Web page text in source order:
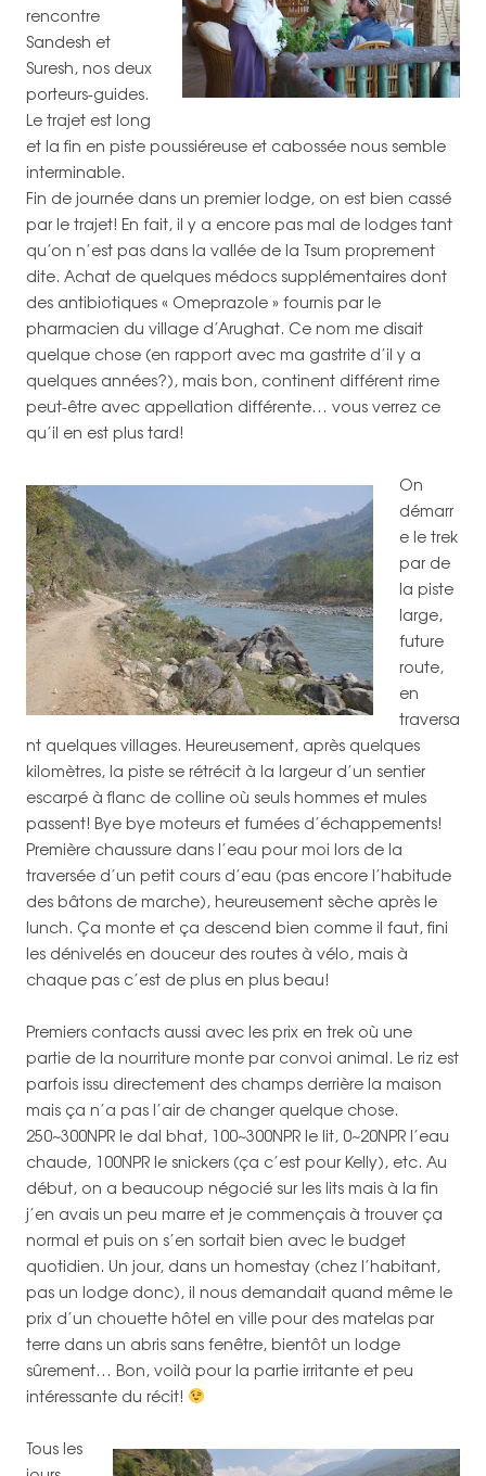
rencontre
Sandesh et
Suresh, nos deux
porteurs-guides.
Le trajet est long
et la fin en piste poussiéreuse et cabossée nous semble
interminable.
Fin de journée dans un premier lodge, on est bien cassé
par le trajet! En fait, il y a encore pas mal de lodges tant
qu’on n’est pas dans la vallée de la Tsum proprement
dite. Achat de quelques médocs supplémentaires dont
des antibiotiques « Omeprazole » fournis par le
pharmacien du village d’Arughat. Ce nom me disait
quelque chose (en rapport avec ma gastrite d’il y a
quelques années?), mais bon, continent différent rime
peut-être avec appellation différente… vous verrez ce
qu’il en est plus tard!
On
démarr
e le trek
par de
la piste
large,
future
route,
en
traversa
nt quelques villages. Heureusement, après quelques
kilomètres, la piste se rétrécit à la largeur d’un sentier
escarpé à flanc de colline où seuls hommes et mules
passent! Bye bye moteurs et fumées d’échappements!
Première chaussure dans l’eau pour moi lors de la
traversée d’un petit cours d’eau (pas encore l’habitude
des bâtons de marche), heureusement sèche après le
lunch. Ça monte et ça descend bien comme il faut, fini
les dénivelés en douceur des routes à vélo, mais à
chaque pas c’est de plus en plus beau!
Premiers contacts aussi avec les prix en trek où une
partie de la nourriture monte par convoi animal. Le riz est
parfois issu directement des champs derrière la maison
mais ça n’a pas l’air de changer quelque chose.
250~300NPR le dal bhat, 100~300NPR le lit, 0~20NPR l’eau
chaude, 100NPR le snickers (ça c’est pour Kelly), etc. Au
début, on a beaucoup négocié sur les lits mais à la fin
j’en avais un peu marre et je commençais à trouver ça
normal et puis on s’en sortait bien avec le budget
quotidien. Un jour, dans un homestay (chez l’habitant,
pas un lodge donc), il nous demandait quand même le
prix d’un chouette hôtel en ville pour des matelas par
terre dans un abris sans fenêtre, bientôt un lodge
sûrement… Bon, voilà pour la partie irritante et peu
intéressante du récit!
Tous les